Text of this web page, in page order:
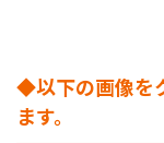
◆以下の画像を
ます。